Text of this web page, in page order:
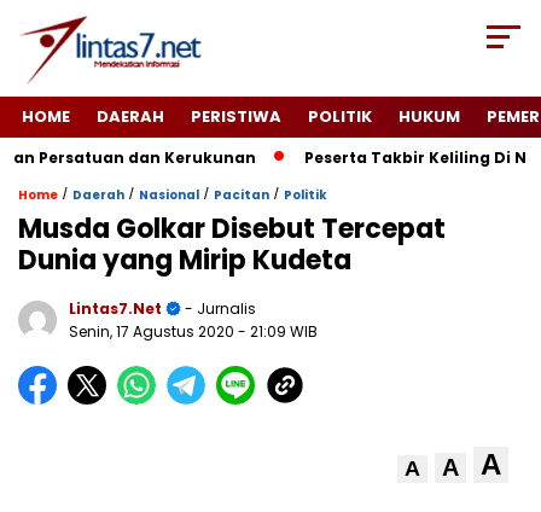
HOME DAERAH PERISTIWA POLITIK HUKUM
Persatuan dan Kerukunan Peserta Takbir Keliling Di
Home / Daerah / Nasional / Pacitan / Politik
Musda Golkar Disebut Tercepat
Dunia yang Mirip Kudeta
Lintas7.net
- Jurnalis
Senin, 17 Agustus 2020 - 21:09 WIB
A A A